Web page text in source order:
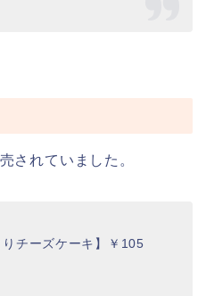
されていました。
りチーズケーキ】￥105